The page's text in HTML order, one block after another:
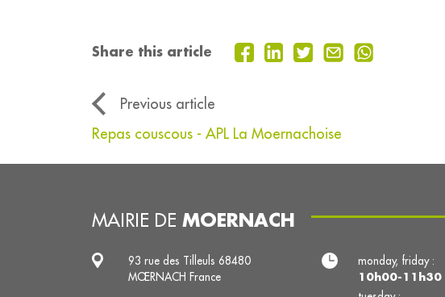
Share this article
Previous article
Repas couscous - APL La Moernachoise
MAIRIE DE MOERNACH
93 rue des Tilleuls 68480
MŒRNACH France
monday, friday :
10h00-11h30